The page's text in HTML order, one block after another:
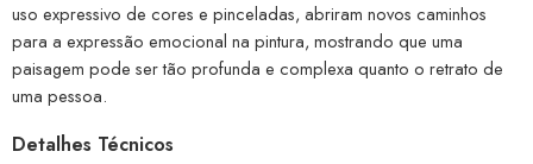
uso expressivo de cores e pinceladas, abriram novos caminhos
para a expressão emocional na pintura, mostrando que uma
paisagem pode ser tão profunda e complexa quanto o retrato de
uma pessoa.
Detalhes Técnicos